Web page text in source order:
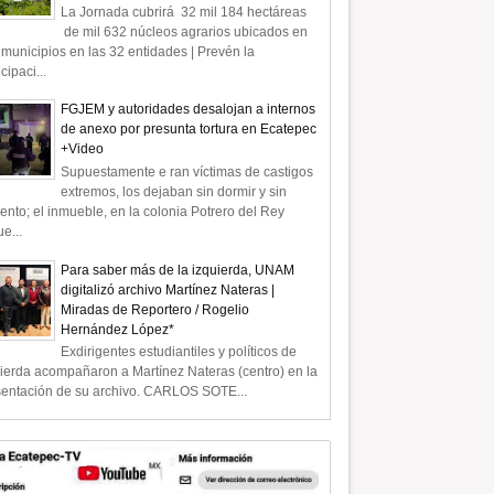
O REPÚBLICA?” -II- |
A TIEMPO
contra el ex futbolista
Cuauhtémoc Blanco y su jefe de
Seguridad están en proceso |
COMENTARIO A TIEMPO
May
La Jornada cubrirá 32 mil 184 hectáreas
de mil 632 núcleos agrarios ubicados en
en las 32 entidades | Prevén la
FGJEM y autoridades desalojan a internos
de anexo por presunta tortura en Ecatepec
+Video
Supuestamente e ran víctimas de castigos
extremos, los dejaban sin dormir y sin
el inmueble, en la colonia Potrero del Rey
Para saber más de la izquierda, UNAM
digitalizó archivo Martínez Nateras |
Miradas de Reportero / Rogelio
Hernández López*
Exdirigentes estudiantiles y políticos de
acompañaron a Martínez Nateras (centro) en la
de su archivo. CARLOS SOTE...